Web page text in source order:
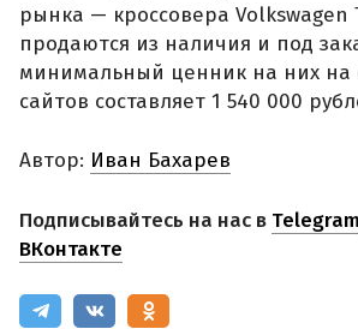
рынка — кроссовера Volkswagen
продаются из наличия и под
минимальный ценник на них на
сайтов составляет 1 540 000
Автор: Иван Бахарев
Подписывайтесь на нас в Telegram
ВКонтакте